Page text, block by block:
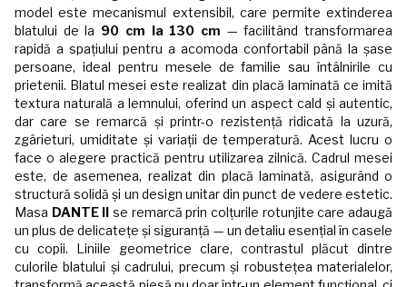
model este mecanismul extensibil, care permite extinderea
blatului de la 90 cm la 130 cm — facilitând transformarea
rapidă a spațiului pentru a acomoda confortabil până la șase
persoane, ideal pentru mesele de familie sau întâlnirile cu
prietenii. Blatul mesei este realizat din placă laminată ce imită
textura naturală a lemnului, oferind un aspect cald și autentic,
dar care se remarcă și printr-o rezistență ridicată la uzură,
zgârieturi, umiditate și variații de temperatură. Acest lucru o
face o alegere practică pentru utilizarea zilnică. Cadrul mesei
este, de asemenea, realizat din placă laminată, asigurând o
structură solidă și un design unitar din punct de vedere estetic.
Masa DANTE II se remarcă prin colțurile rotunjite care adaugă
un plus de delicatețe și siguranță — un detaliu esențial în casele
cu copii. Liniile geometrice clare, contrastul plăcut dintre
culorile blatului și cadrului, precum și robustețea materialelor,